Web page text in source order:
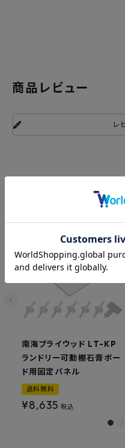
商品レビュー
レ
関
南海プライウッド LT-KP
ランドリー可動棚石膏ボー
ド用固定パネル
送料無料
¥8,635 税込